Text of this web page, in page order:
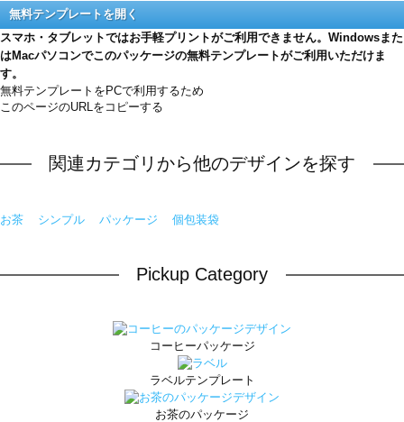
無料テンプレートを開く
スマホ・タブレットではお手軽プリントがご利用できません。Windowsまた
はMacパソコンでこのパッケージの無料テンプレートがご利用いただけま
す。
無料テンプレートをPCで利用するため
このページのURLをコピーする
関連カテゴリから他のデザインを探す
お茶 シンプル パッケージ 個包装袋
Pickup Category
コーヒーパッケージ
ラベルテンプレート
お茶のパッケージ